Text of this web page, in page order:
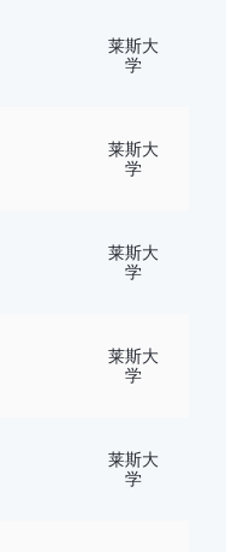
莱斯大
学
莱斯大
学
莱斯大
学
莱斯大
学
莱斯大
学